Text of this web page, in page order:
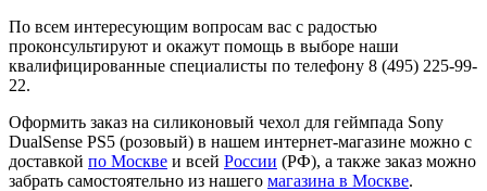
По всем интересующим вопросам вас с радостью
проконсультируют и окажут помощь в выборе наши
квалифицированные специалисты по телефону 8 (495) 225-99-
22.
Оформить заказ на силиконовый чехол для геймпада Sony
DualSense PS5 (розовый) в нашем интернет-магазине можно с
доставкой по Москве и всей России (РФ), а также заказ можно
забрать самостоятельно из нашего магазина в Москве.